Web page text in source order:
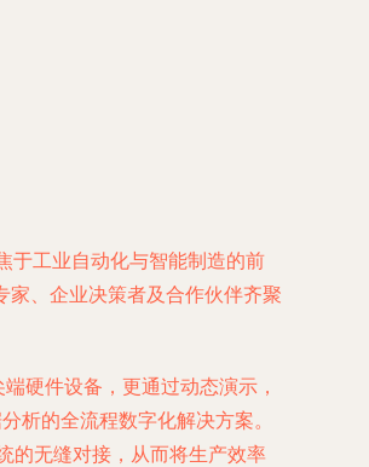
于工业自动化与智能制造的前
、企业决策者及合作伙伴齐聚
硬件设备，更通过动态演示，
析的全流程数字化解决方案。
的无缝对接，从而将生产效率